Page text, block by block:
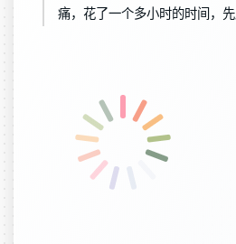
痛，花了一个多小时的时间，